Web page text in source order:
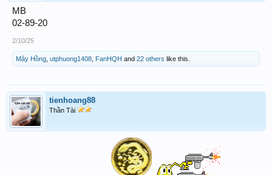
MB
02-89-20
2/10/25
Mây Hồng utphuong1408 FanHQH and 22 others like this.
tienhoang88
Thần Tài